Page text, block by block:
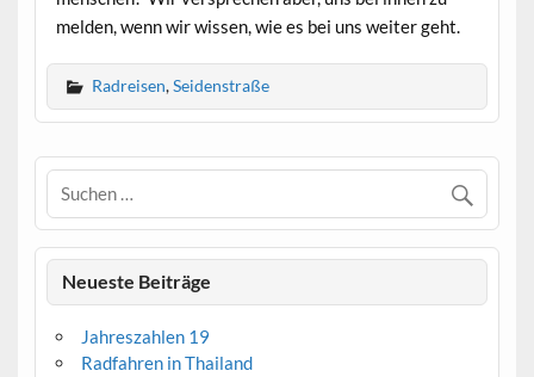
melden, wenn wir wissen, wie es bei uns weiter geht.
Radreisen,Seidenstraße
Neueste Beiträge
Jahreszahlen 19
Radfahren in Thailand